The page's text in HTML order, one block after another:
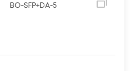
BO-SFP+DA-5